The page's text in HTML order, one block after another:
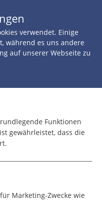
in
verwendet. Einige
während es uns andere
auf unserer Webseite zu
Funktionen
gewährleistet, dass die
Marketing-Zwecke wie